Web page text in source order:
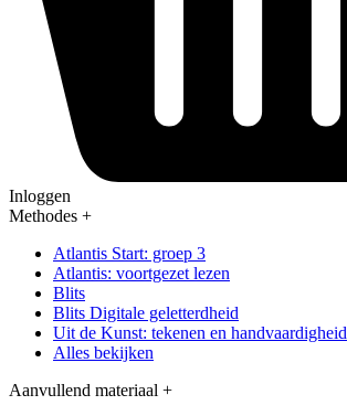
Inloggen
Methodes +
Atlantis Start: groep 3
Atlantis: voortgezet lezen
Blits
Blits Digitale geletterdheid
Uit de Kunst: tekenen en handvaardigheid
Alles bekijken
Aanvullend materiaal +